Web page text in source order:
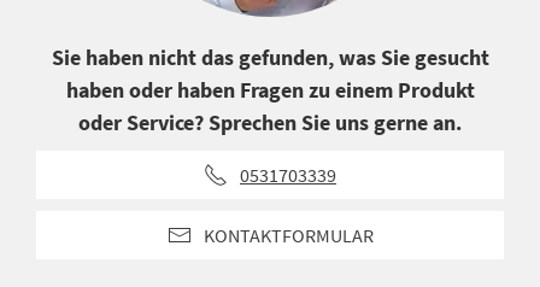
Sie haben nicht das gefunden, was Sie gesucht
haben oder haben Fragen zu einem Produkt
oder Service? Sprechen Sie uns gerne an.
0531703339
KONTAKTFORMULAR